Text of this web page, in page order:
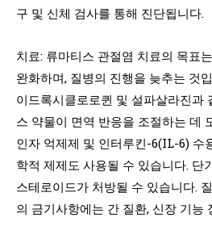
구 및 신체 검사를 통해 진단됩니다.
치료: 류마티스 관절염 치료의 목표
완화하며, 질병의 진행을 늦추는 것
이드록시클로로퀸 및 설파살라진과
스 약물이 면역 반응을 조절하는 데
인자 억제제 및 인터루킨-6(IL-6) 수
학적 제제도 사용될 수 있습니다. 단
스테로이드가 처방될 수 있습니다.
의 금기사항에는 간 질환, 신장 기능